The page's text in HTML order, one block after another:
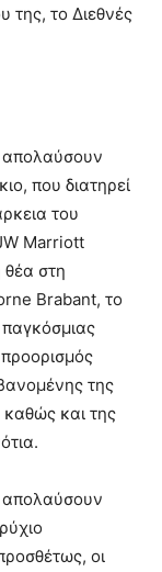
της, το Διεθνές
απολαύσουν
που διατηρεί
του
Marriott
θέα στη
Brabant, το
της
και της
απολαύσουν
οι